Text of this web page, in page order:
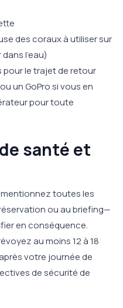
des coraux à utiliser sur
l'eau)
pour le trajet de retour
un GoPro si vous en
pour toute
santé et
toutes les
ou au briefing—
en conséquence.
au moins 12 à 18
votre journée de
de sécurité de